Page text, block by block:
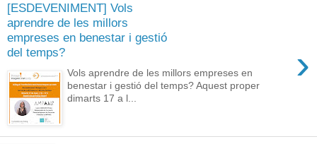
[ESDEVENIMENT] Vols
aprendre de les millors
empreses en benestar i gestió
del temps?
›
Vols aprendre de les millors empreses en
benestar i gestió del temps? Aquest proper
dimarts 17 a l...